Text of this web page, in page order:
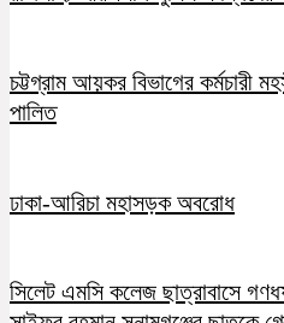
চট্টগ্রাম আয়কর বিভাগের কর্মচারী
পালিত
ঢাকা-আরিচা মহাসড়ক অবরোধ
সিলেট এমসি কলেজ ছাত্রাবাসে